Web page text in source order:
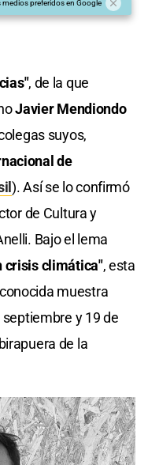
medios preferidos en Google
, de la que
Javier Mendiondo
suyos,
de
). Así se lo confirmó
de Cultura y
Bajo el lema
crisis climática", esta
muestra
y 19 de
de la